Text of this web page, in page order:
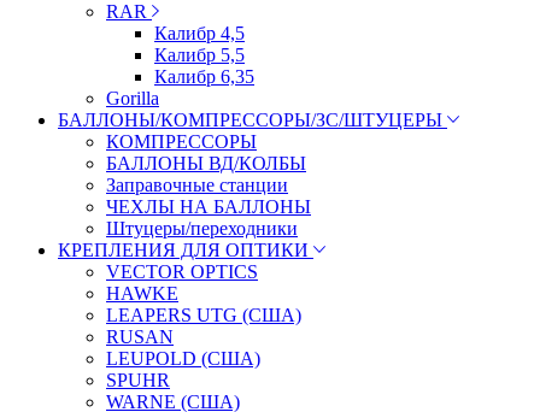
RAR
Калибр 4,5
Калибр 5,5
Калибр 6,35
Gorilla
БАЛЛОНЫ/КОМПРЕССОРЫ/ЗС/ШТУЦЕРЫ
КОМПРЕССОРЫ
БАЛЛОНЫ ВД/КОЛБЫ
Заправочные станции
ЧЕХЛЫ НА БАЛЛОНЫ
Штуцеры/переходники
КРЕПЛЕНИЯ ДЛЯ ОПТИКИ
VECTOR OPTICS
HAWKE
LEAPERS UTG (США)
RUSAN
LEUPOLD (США)
SPUHR
WARNE (США)